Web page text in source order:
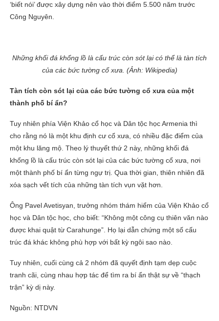
‘biết nói’ được xây dựng nên vào thời điểm 5.500 năm trước
Công Nguyên.
Những khối đá khổng lồ là cấu trúc còn sót lại có thể là tàn tích
của các bức tường cổ xưa. (Ảnh: Wikipedia)
Tàn tích còn sót lại của các bức tường cổ xưa của một
thành phố bí ẩn?
Tuy nhiên phía Viện Khảo cổ học và Dân tộc học Armenia thì
cho rằng nó là một khu định cư cổ xưa, có nhiều đặc điểm của
một khu lăng mộ. Theo lý thuyết thứ 2 này, những khối đá
khổng lồ là cấu trúc còn sót lại của các bức tường cổ xưa, nơi
một thành phố bí ẩn từng ngự trị. Qua thời gian, thiên nhiên đã
xóa sạch vết tích của những tàn tích vụn vặt hơn.
Ông Pavel Avetisyan, trưởng nhóm thám hiểm của Viện Khảo cổ
học và Dân tộc học, cho biết: “Không một công cụ thiên văn nào
được khai quật từ Carahunge”. Họ lại dẫn chứng một số cấu
trúc đá khác không phù hợp với bất kỳ ngôi sao nào.
Tuy nhiên, cuối cùng cả 2 nhóm đã quyết định tạm dẹp cuộc
tranh cãi, cùng nhau hợp tác để tìm ra bí ẩn thật sự về “thạch
trận” kỳ dị này.
Nguồn: NTDVN